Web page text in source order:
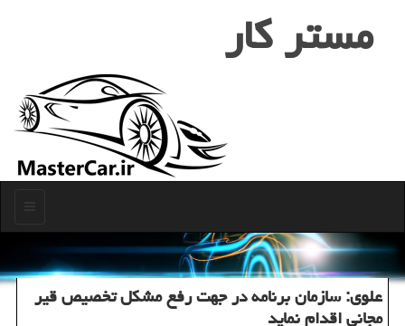
مستر كار
علوی: سازمان برنامه در جهت رفع مشكل تخصیص قیر
مجانی اقدام نماید